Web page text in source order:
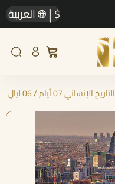
$
| العربية
التاريخ الإنساني 07 أيام / 06 ليالٍ